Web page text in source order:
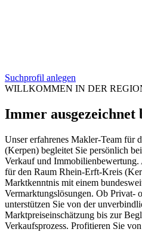
Suchprofil anlegen
WILLKOMMEN IN DER
Immer ausgezeichnet
Unser erfahrenes Makler-Team für
(Kerpen) begleitet Sie persönlich
Verkauf und
für den Raum Rhein-Erft-Kreis
Marktkenntnis mit einem
Vermarktungslösungen. Ob Privat-
unterstützen Sie von der
Marktpreiseinschätzung bis zur
Verkaufsprozess. Profitieren Sie